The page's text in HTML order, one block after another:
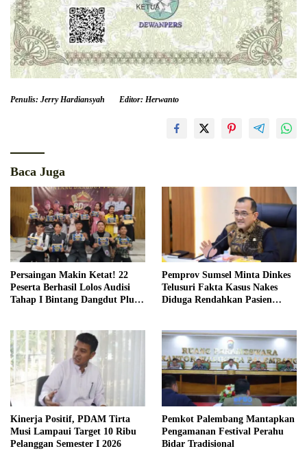
Penulis: Jerry Hardiansyah Editor: Herwanto
Baca Juga
Persaingan Makin Ketat! 22
Peserta Berhasil Lolos Audisi
Tahap I Bintang Dangdut Plus
Pemprov Sumsel Minta Dinkes
Telusuri Fakta Kasus Nakes
Diduga Rendahkan Pasien
Kinerja Positif, PDAM Tirta
Musi Lampaui Target 10 Ribu
Pelanggan Semester I 2026
Pemkot Palembang Mantapkan
Pengamanan Festival Perahu
Bidar Tradisional